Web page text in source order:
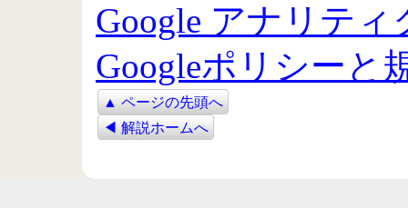
Google アナリテ
Googleポリシーと
▲ ページの先頭へ
◀ 解説ホームへ